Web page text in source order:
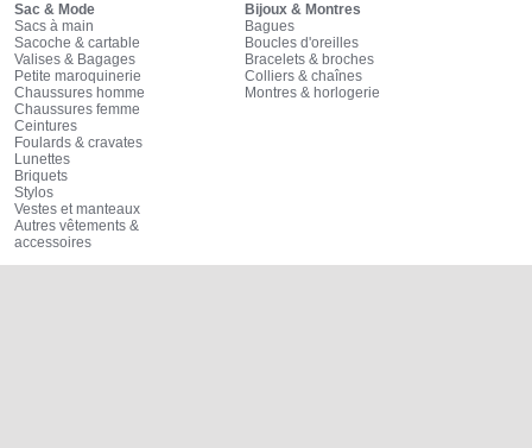
Sac & Mode
Sacs à main
Sacoche & cartable
Valises & Bagages
Petite maroquinerie
Chaussures homme
Chaussures femme
Ceintures
Foulards & cravates
Lunettes
Briquets
Stylos
Vestes et manteaux
Autres vêtements &
accessoires
Bijoux & Montres
Bagues
Boucles d'oreilles
Bracelets & broches
Colliers & chaînes
Montres & horlogerie